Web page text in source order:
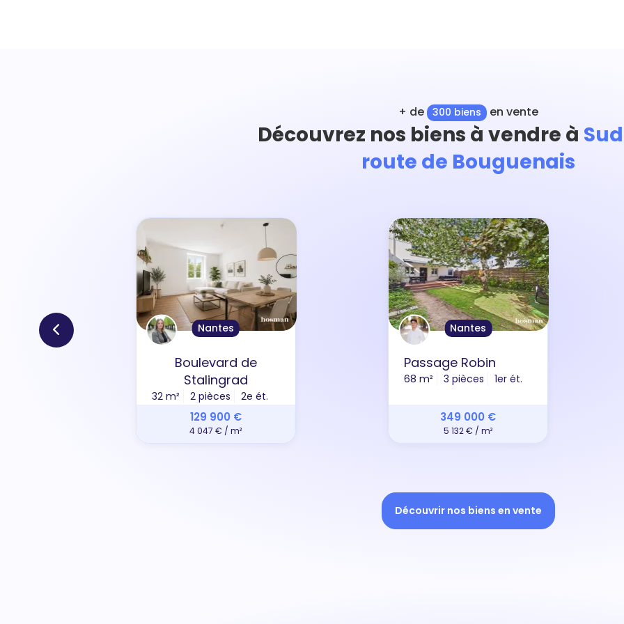
+ de 300 biens en vente
Découvrez nos biens à vendre à
route de Bouguenais
Nantes
Boulevard de
Stalingrad
32 m² 2 pièces 2e ét.
129 900 €
4 047 € / m²
Nantes
Passage Robin
68 m² 3 pièces 1er ét.
349 000 €
5 132 € / m²
Découvrir nos biens en vente